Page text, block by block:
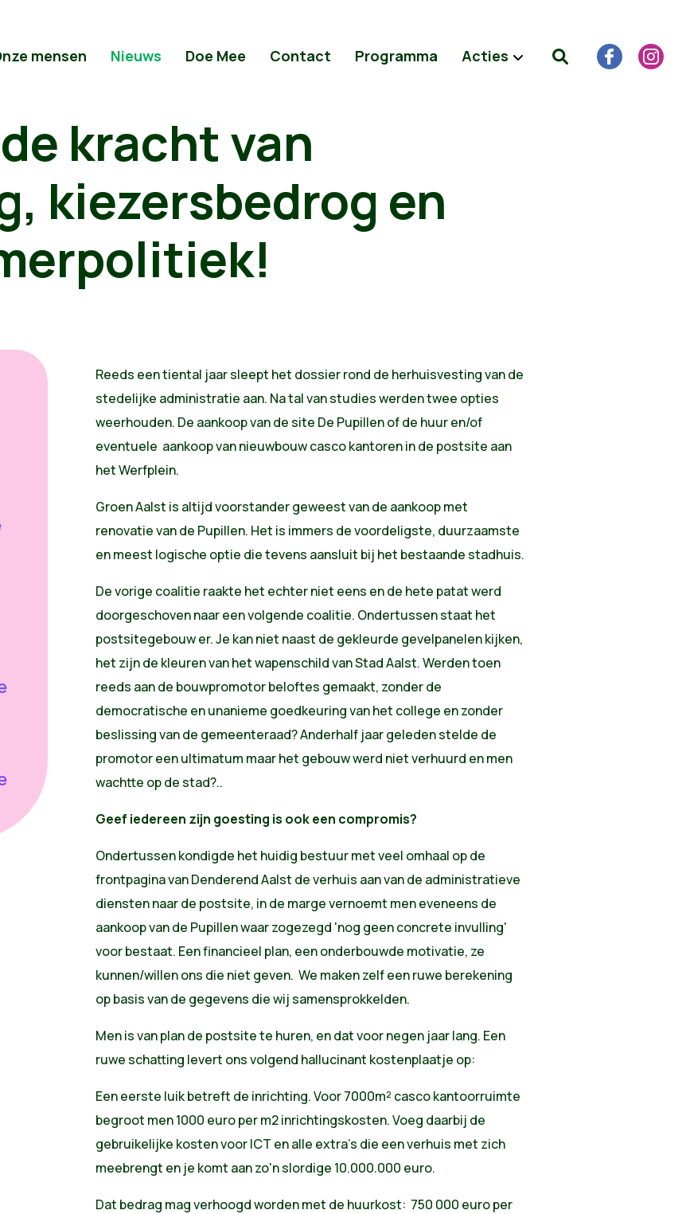
mensen Nieuws Doe Mee Contact Programma Acties
kracht van
kiezersbedrog en
Reeds een tiental jaar sleept het dossier rond de herhuisvesting van de
stedelijke administratie aan. Na tal van studies werden twee opties
weerhouden. De aankoop van de site De Pupillen of de huur en/of
eventuele aankoop van nieuwbouw casco kantoren in de postsite aan
het Werfplein.
Groen Aalst is altijd voorstander geweest van de aankoop met
renovatie van de Pupillen. Het is immers de voordeligste, duurzaamste
en meest logische optie die tevens aansluit bij het bestaande stadhuis.
De vorige coalitie raakte het echter niet eens en de hete patat werd
doorgeschoven naar een volgende coalitie. Ondertussen staat het
postsitegebouw er. Je kan niet naast de gekleurde gevelpanelen kijken,
het zijn de kleuren van het wapenschild van Stad Aalst. Werden toen
reeds aan de bouwpromotor beloftes gemaakt, zonder de
democratische en unanieme goedkeuring van het college en zonder
beslissing van de gemeenteraad? Anderhalf jaar geleden stelde de
promotor een ultimatum maar het gebouw werd niet verhuurd en men
wachtte op de stad?..
Geef iedereen zijn goesting is ook een compromis?
Ondertussen kondigde het huidig bestuur met veel omhaal op de
frontpagina van Denderend Aalst de verhuis aan van de administratieve
diensten naar de postsite, in de marge vernoemt men eveneens de
aankoop van de Pupillen waar zogezegd 'nog geen concrete invulling'
voor bestaat. Een financieel plan, een onderbouwde motivatie, ze
kunnen/willen ons die niet geven. We maken zelf een ruwe berekening
op basis van de gegevens die wij samensprokkelden.
Men is van plan de postsite te huren, en dat voor negen jaar lang. Een
ruwe schatting levert ons volgend hallucinant kostenplaatje op:
Een eerste luik betreft de inrichting. Voor 7000m² casco kantoorruimte
begroot men 1000 euro per m2 inrichtingskosten. Voeg daarbij de
gebruikelijke kosten voor ICT en alle extra's die een verhuis met zich
meebrengt en je komt aan zo'n slordige 10.000.000 euro.
Dat bedrag mag verhoogd worden met de huurkost: 750 000 euro per